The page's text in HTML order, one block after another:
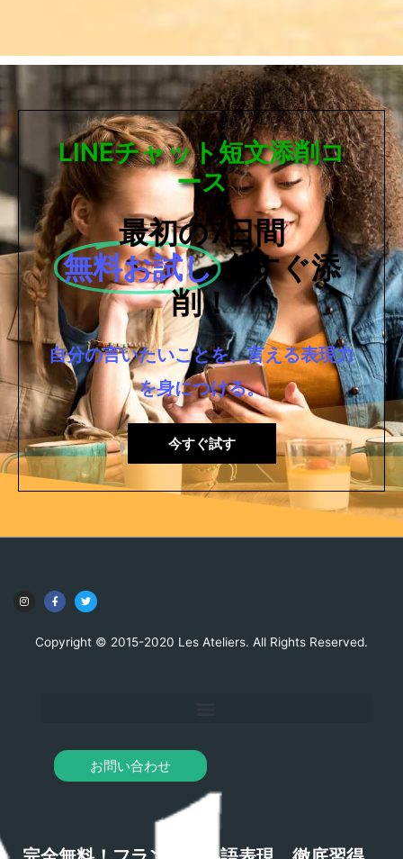
LINEチャット短文添削コ
ース
最初の7日間
無料お試し 今すぐ添
削！
自分の言いたいことを、言える表現力
を身につける。
今すぐ試す
Copyright © 2015-2020 Les Ateliers. All Rights Reserved.
お問い合わせ